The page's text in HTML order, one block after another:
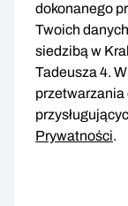
dokonanego
Twoich
siedzibą w
Tadeusza 4.
przetwarzania
Prywatności.